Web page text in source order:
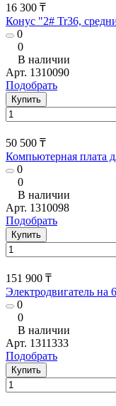
16 300 ₸
Конус "2# Tr36,
0
0
В наличии
Арт. 1310090
Подобрать
Купить
50 500 ₸
Компьютерная плата
0
0
В наличии
Арт. 1310098
Подобрать
Купить
151 900 ₸
Электродвигатель на
0
0
В наличии
Арт. 1311333
Подобрать
Купить